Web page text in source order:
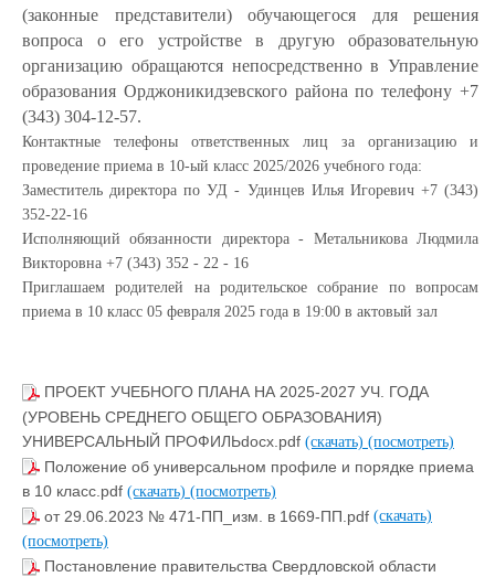
(законные представители) обучающегося для решения
вопроса о его устройстве в другую образовательную
организацию обращаются непосредственно в Управление
образования Орджоникидзевского района по телефону +7
(343) 304-12-57.
Контактные телефоны ответственных лиц за организацию и
проведение приема в 10-ый класс 2025/2026 учебного года:
Заместитель директора по УД - Удинцев Илья Игоревич +7 (343)
352-22-16
Исполняющий обязанности директора - Метальникова Людмила
Викторовна +7 (343) 352 - 22 - 16
Приглашаем родителей на родительское собрание по вопросам
приема в 10 класс 05 февраля 2025 года в 19:00 в актовый зал
ПРОЕКТ УЧЕБНОГО ПЛАНА НА 2025-2027 УЧ. ГОДА
(УРОВЕНЬ СРЕДНЕГО ОБЩЕГО ОБРАЗОВАНИЯ)
УНИВЕРСАЛЬНЫЙ ПРОФИЛЬdocx.pdf (скачать) (посмотреть)
Положение об универсальном профиле и порядке приема
в 10 класс.pdf (скачать) (посмотреть)
от 29.06.2023 № 471-ПП_изм. в 1669-ПП.pdf (скачать)
(посмотреть)
Постановление правительства Свердловской области